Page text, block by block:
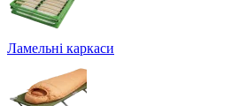
Ламельні каркаси